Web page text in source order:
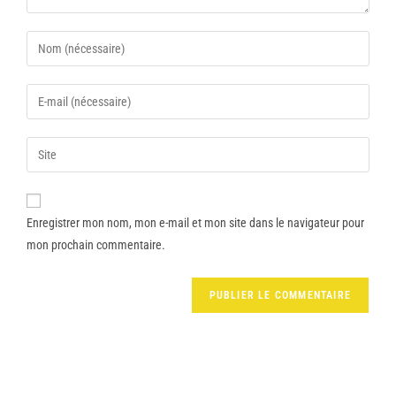
Enregistrer mon nom, mon e-mail et mon site dans le navigateur pour
mon prochain commentaire.